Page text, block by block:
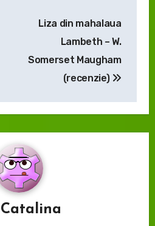
Liza din mahalaua
Lambeth – W.
Somerset Maugham
(recenzie)
Catalina